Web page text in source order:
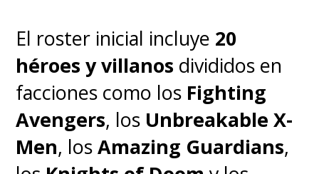
Wasp: Quantumania.
El roster inicial incluye 20
héroes y villanos divididos en
facciones como los Fighting
Avengers, los Unbreakable X-
Men, losAmazing Guardians,